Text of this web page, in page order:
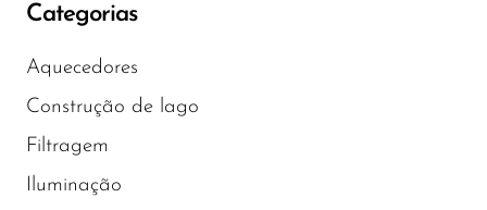
Categorias
Aquecedores
Construção de lago
Filtragem
Iluminação